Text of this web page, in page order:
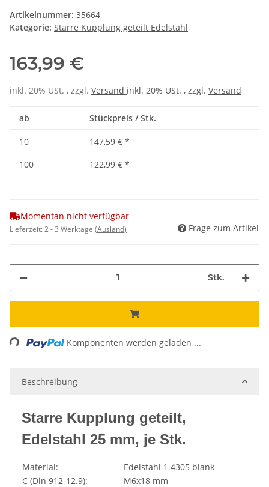
Artikelnummer: 35664
Kategorie: Starre Kupplung geteilt Edelstahl
163,99 €
inkl. 20% USt. , zzgl. Versand inkl. 20% USt. , zzgl. Versand
ab Stückpreis / Stk.
10 147,59 € *
100
122,99 € *
Momentan nicht verfügbar
Lieferzeit:2 - 3 Werktage (Ausland) Frage zum Artikel
Stk.
Loading... Komponenten werden geladen ...
Beschreibung
Starre Kupplung geteilt,
Edelstahl 25 mm, je Stk.
Material:
Edelstahl 1.4305 blank
C (Din 912-12.9):
M6x18 mm